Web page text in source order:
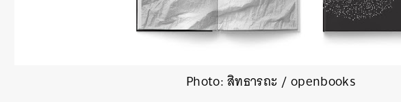
Photo: สิทธารถะ / openbooks